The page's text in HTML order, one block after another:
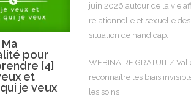
Ma
pour
[4]
et
je veux
juin 2026 autour de la vie
relationnelle et sexuelle
situation de handicap.
WEBINAIRE GRATUIT /
reconnaître les biais
les soins